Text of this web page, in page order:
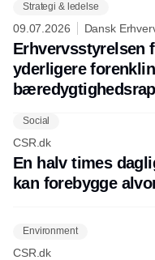
Strategi & ledelse
09.07.2026 Dansk
Erhvervsstyrelsen
yderligere
Social
CSR.dk
En halv times
kan forebygge
Environment
CSR.dk